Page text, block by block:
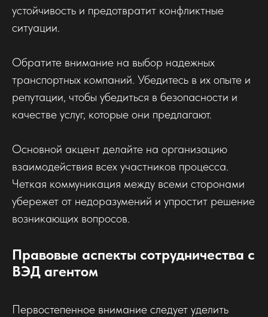
устойчивость и предотвратит конфликтные
ситуации.
Обратите внимание на выбор надежных
транспортных компаний. Убедитесь в их опыте и
репутации, чтобы убедиться в безопасности и
качестве услуг, которые они предлагают.
Основной акцент делайте на организацию
взаимодействия всех участников процесса.
Четкая коммуникация между всеми сторонами
убережет от недоразумений и упростит решение
возникающих вопросов.
Правовые аспекты сотрудничества с
ВЭД агентом
Первостепенное внимание следует уделить